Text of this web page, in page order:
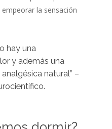
la sensación
hay una
y además una
natural” –